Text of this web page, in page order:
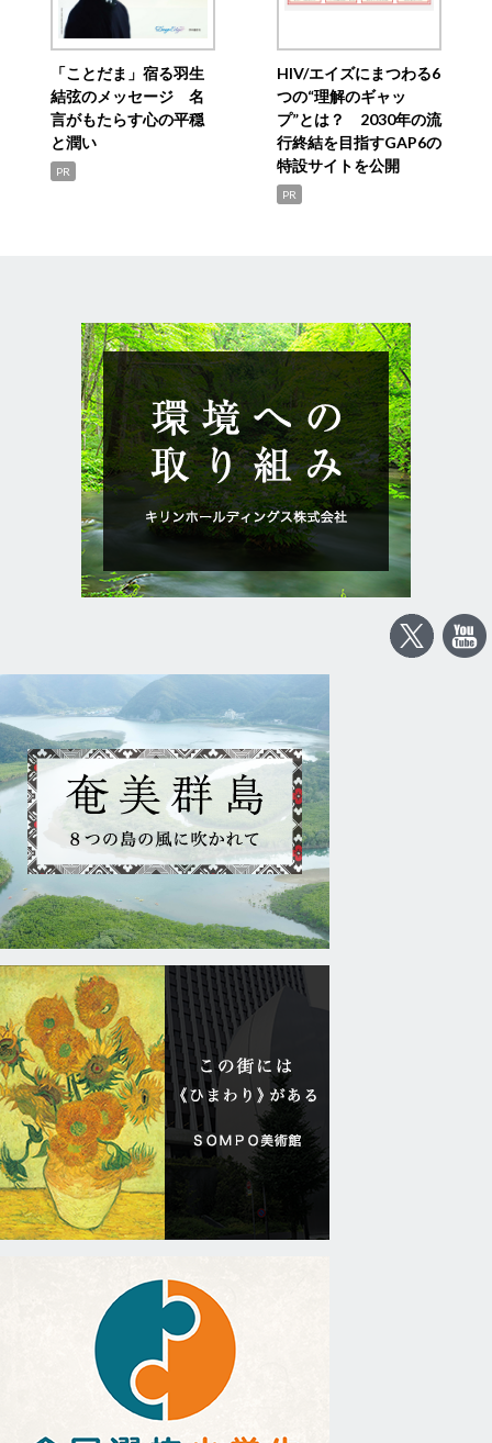
「ことだま」宿る羽生
結弦のメッセージ 名
言がもたらす心の平穏
と潤い
PR
HIV/エイズにまつわる6
つの“理解のギャッ
プ”とは？ 2030年の流
行終結を目指すGAP6の
特設サイトを公開
PR